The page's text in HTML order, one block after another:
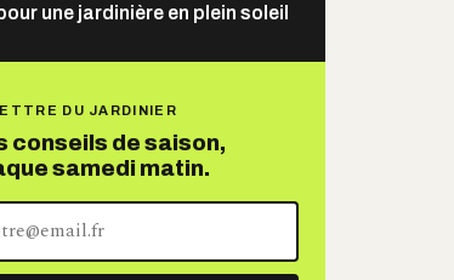
une jardinière en plein soleil
DU JARDINIER
conseils de saison,
samedi matin.